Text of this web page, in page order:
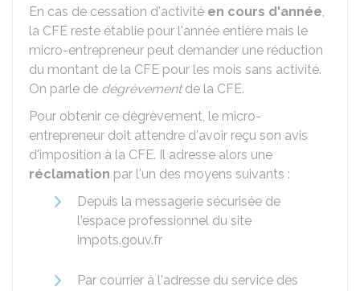
En cas de cessation d'activité en cours d'année,
la CFE reste établie pour l'année entière mais le
micro-entrepreneur peut demander une réduction
du montant de la CFE pour les mois sans activité.
On parle de dégrèvementde la CFE.
Pour obtenir ce dégrèvement, le micro-
entrepreneur doit attendre d'avoir reçu son avis
d'imposition à la CFE. Il adresse alors une
réclamation par l'un des moyens suivants :
Depuis la messagerie sécurisée de
l'espace professionnel du site
impots.gouv.fr
Par courrier à l'adresse du service des